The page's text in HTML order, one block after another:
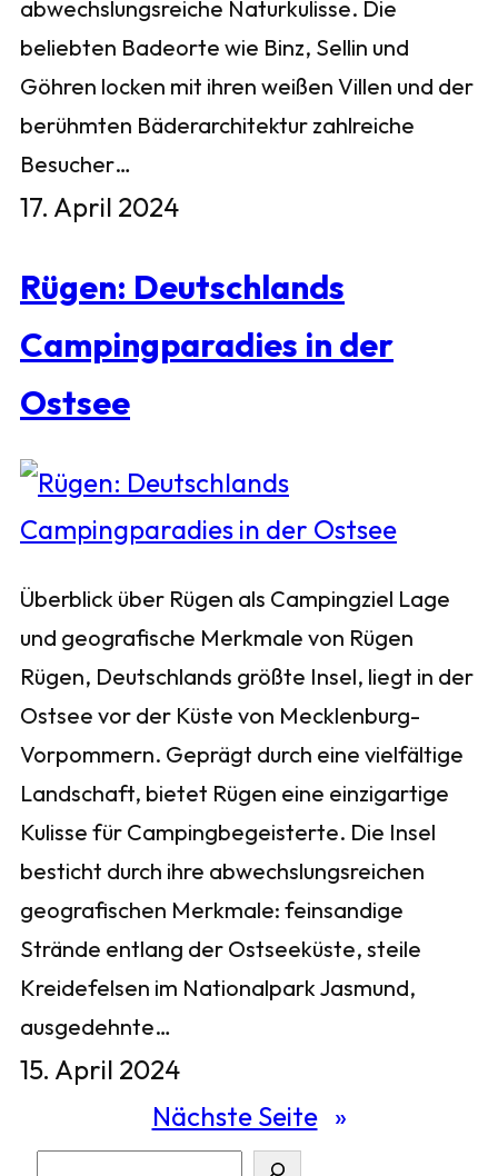
abwechslungsreiche Naturkulisse. Die
beliebten Badeorte wie Binz, Sellin und
Göhren locken mit ihren weißen Villen und der
berühmten Bäderarchitektur zahlreiche
Besucher…
17. April 2024
Rügen: Deutschlands
Campingparadies in der
Ostsee
Überblick über Rügen als Campingziel Lage
und geografische Merkmale von Rügen
Rügen, Deutschlands größte Insel, liegt in der
Ostsee vor der Küste von Mecklenburg-
Vorpommern. Geprägt durch eine vielfältige
Landschaft, bietet Rügen eine einzigartige
Kulisse für Campingbegeisterte. Die Insel
besticht durch ihre abwechslungsreichen
geografischen Merkmale: feinsandige
Strände entlang der Ostseeküste, steile
Kreidefelsen im Nationalpark Jasmund,
ausgedehnte…
15. April 2024
Nächste Seite »